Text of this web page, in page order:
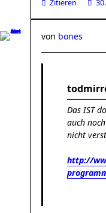
Zitieren
von bones
Das IST
auch
nicht
http://